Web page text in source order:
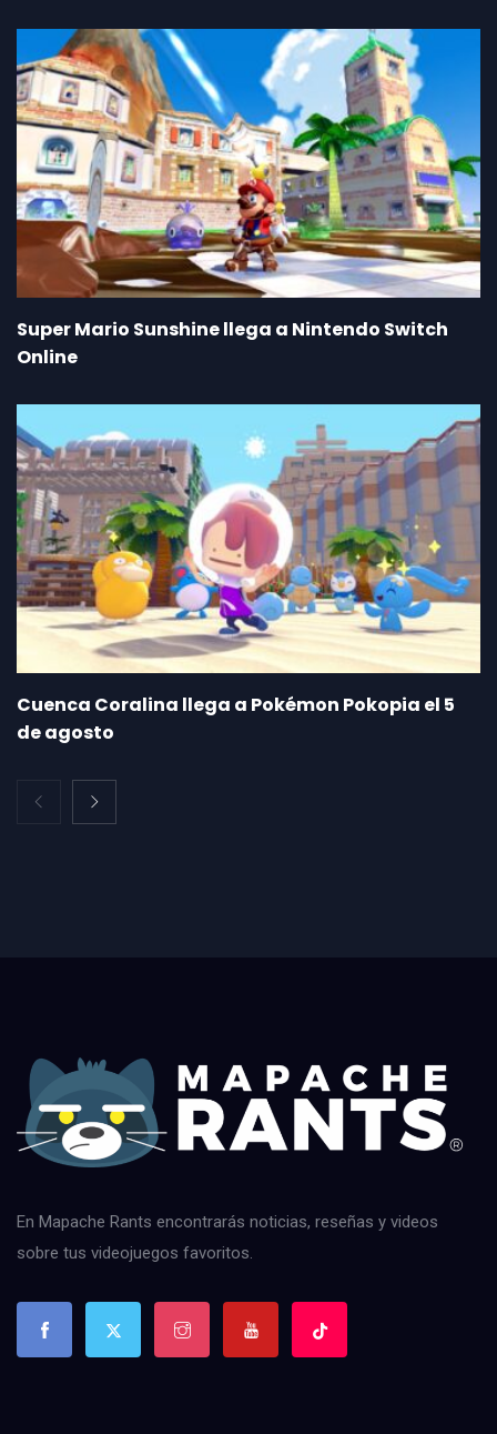
Super Mario Sunshine llega a Nintendo Switch
Online
Cuenca Coralina llega a Pokémon Pokopia el 5
de agosto
En Mapache Rants encontrarás noticias, reseñas y videos
sobre tus videojuegos favoritos.